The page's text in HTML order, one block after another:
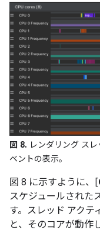
図 8. レンダリング ス
ベントの表示。
図 8 に示すように、[
スケジュールされた
す。スレッド アクテ
と、そのコアが動作